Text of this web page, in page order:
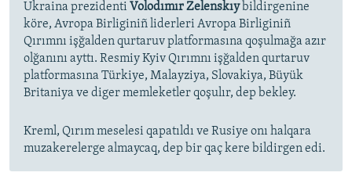
Ukraina prezidenti Volodımır Zelenskıybildirgenine
köre, Avropa Birliginiñ liderleri Avropa Birliginiñ
Qırımnı işğalden qurtaruv platformasına qoşulmağa azır
olğanını ayttı. Resmiy Kyiv Qırımnı işğalden qurtaruv
platformasına Türkiye, Malayziya, Slovakiya, Büyük
Britaniya ve diger memleketler qoşulır, dep bekley.
Kreml, Qırım meselesi qapatıldı ve Rusiye onı halqara
muzakerelerge almaycaq, dep bir qaç kere bildirgen edi.